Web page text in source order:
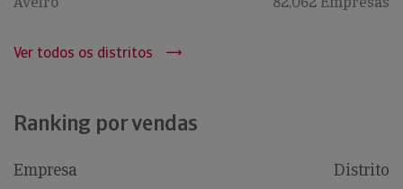
Ver todos os distritos
Ranking por vendas
Empresa Distrito